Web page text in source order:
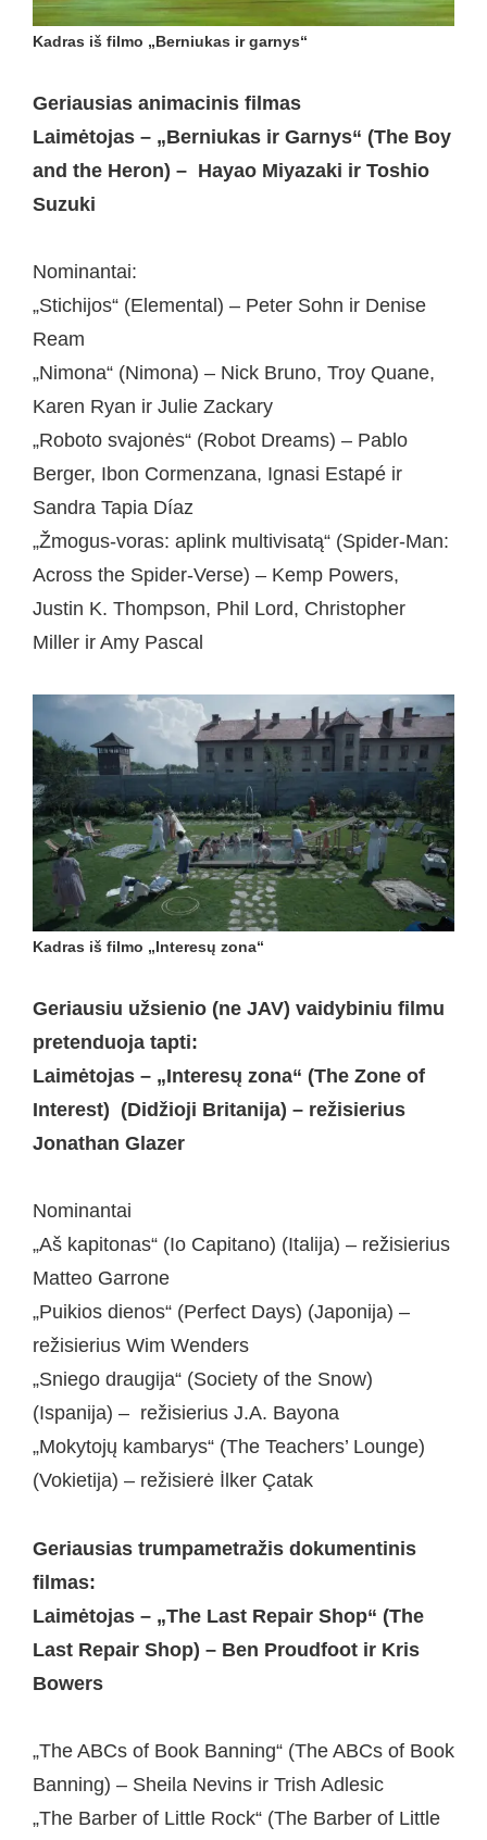
Kadras iš filmo „Berniukas ir garnys“
Geriausias animacinis filmas
Laimėtojas – „Berniukas ir Garnys“ (The Boy
and the Heron) – Hayao Miyazaki ir Toshio
Suzuki
Nominantai:
„Stichijos“ (Elemental) – Peter Sohn ir Denise
Ream
„Nimona“ (Nimona) – Nick Bruno, Troy Quane,
Karen Ryan ir Julie Zackary
„Roboto svajonės“ (Robot Dreams) – Pablo
Berger, Ibon Cormenzana, Ignasi Estapé ir
Sandra Tapia Díaz
„Žmogus-voras: aplink multivisatą“ (Spider-Man:
Across the Spider-Verse) – Kemp Powers,
Justin K. Thompson, Phil Lord, Christopher
Miller ir Amy Pascal
Kadras iš filmo „Interesų zona“
Geriausiu užsienio (ne JAV) vaidybiniu filmu
pretenduoja tapti:
Laimėtojas – „Interesų zona“ (The Zone of
Interest) (Didžioji Britanija) – režisierius
Jonathan Glazer
Nominantai
„Aš kapitonas“ (Io Capitano) (Italija) – režisierius
Matteo Garrone
„Puikios dienos“ (Perfect Days) (Japonija) –
režisierius Wim Wenders
„Sniego draugija“ (Society of the Snow)
(Ispanija) – režisierius J.A. Bayona
„Mokytojų kambarys“ (The Teachers’ Lounge)
(Vokietija) – režisierė İlker Çatak
Geriausias trumpametražis dokumentinis
filmas:
Laimėtojas – „The Last Repair Shop“ (The
Last Repair Shop) – Ben Proudfoot ir Kris
Bowers
„The ABCs of Book Banning“ (The ABCs of Book
Banning) – Sheila Nevins ir Trish Adlesic
„The Barber of Little Rock“ (The Barber of Little